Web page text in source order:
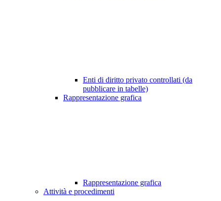
Enti di diritto privato controllati (da
pubblicare in tabelle)
Rappresentazione grafica
Rappresentazione grafica
Attività e procedimenti